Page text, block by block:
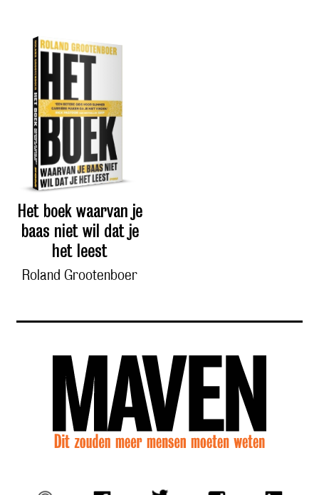
Het boek waarvan je
baas niet wil dat je
het leest
Roland Grootenboer